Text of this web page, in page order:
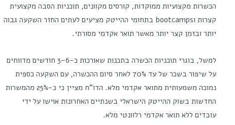
הכשרות מקצועיות ממוקדות, קורסים מקוונים, תוכניות הסבה מקצועית
קצרות וbootcamps בתחומי ההייטק מציעים לעתים החזר השקעה גבוה
יותר ובזמן קצר יותר מאשר תואר אקדמי מסורתי.
למשל, בוגרי תוכניות הכשרה בתכנות שאורכות כ-3-6 חודשים מדווחים
על שיפור בשכר של עד 70% לאחר סיום ההכשרה, עם השקעה כספית
נמוכה משמעותית מתואר אקדמי מלא. הדו"ח מציין כי כ-25% מהמשרות
החדשות בשוק ההייטק הישראלי בשנתיים האחרונות אוישו על ידי
עובדים ללא תואר אקדמי רלוונטי מלא.